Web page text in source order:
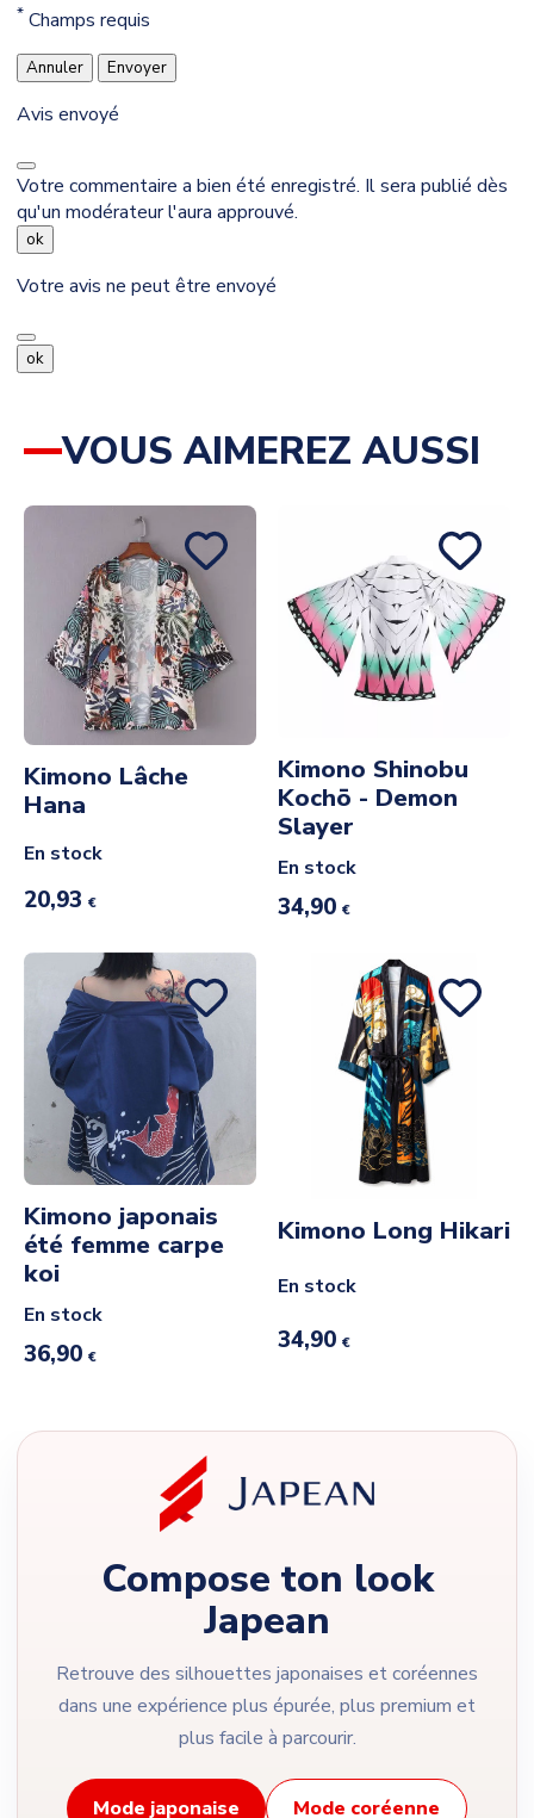
* Champs requis
Annuler Envoyer
Avis envoyé
Votre commentaire a bien été enregistré. Il sera publié dès
qu'un modérateur l'aura approuvé.
ok
Votre avis ne peut être envoyé
ok
VOUS AIMEREZ AUSSI
Kimono Lâche
Hana
En stock
20,93 €
Kimono Shinobu
Kochō - Demon
Slayer
En stock
34,90 €
Kimono japonais
été femme carpe
koi
En stock
36,90 €
Kimono Long Hikari
En stock
34,90 €
Compose ton look
Japean
Retrouve des silhouettes japonaises et coréennes
dans une expérience plus épurée, plus premium et
plus facile à parcourir.
Mode japonaise Mode coréenne